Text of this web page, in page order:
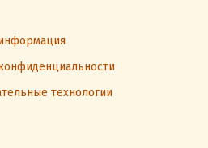
технологии